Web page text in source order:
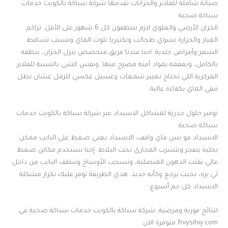
صيانة شاملة للفلاتر والخزانات تقدمها شركة سباكة بالكويت خدمات
سباكة صحية
الخزان الأرضي والعلوي لازم يتنظفون كل 6 شهور على الأقل. تراكم
الغبار والحرارة يسوي طحالب وبكتيريا تلوث الماي وتسبب تساقط
الشعر وأمراض جلدية. احنا عندنا فريق متخصص ينزل الخزان، ينظفه
بالكامل، ويعقمه بمواد آمنة مصرح فيها. ونفس الشي بالنسبة للفلاتر
المركزية اللي تحتاج تغيير شمعات وغسيل عكسي للرمل عشان تظل
تنقي الماي بكفاءة عالية.
توفير حلول جذرية لمشاكل الانسداد عبر شركة سباكة بالكويت خدمات
سباكة صحية
الانسداد مو بس ماي واقف، الانسداد يعني ضغط على البايب ممكن
يخليه ينفجر وتتسرب المجاري تحت البلاط. إحنا نستخدم مكاين ضغط
عالي تفتت الدهون المتصلبة، ونسحب الأوساخ وننظف البايب من داخل
لي بره، بحيث يرجع وكأنه جديد. هذي الطريقة توفر عليك تكرار مشكلة
الانسداد كل جم أسبوع.
لنتائج فورية ومرضية: شركة سباكة بالكويت خدمات سباكة صحية في
fniysihiy.com متوفرة الآن